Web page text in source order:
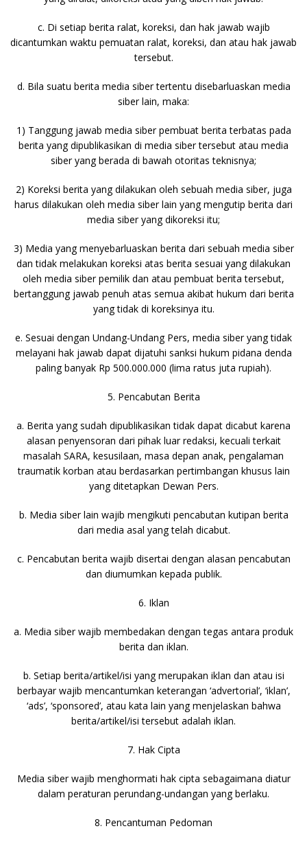
c. Di setiap berita ralat, koreksi, dan hak jawab wajib
dicantumkan waktu pemuatan ralat, koreksi, dan atau hak jawab
tersebut.
d. Bila suatu berita media siber tertentu disebarluaskan media
siber lain, maka:
1) Tanggung jawab media siber pembuat berita terbatas pada
berita yang dipublikasikan di media siber tersebut atau media
siber yang berada di bawah otoritas teknisnya;
2) Koreksi berita yang dilakukan oleh sebuah media siber, juga
harus dilakukan oleh media siber lain yang mengutip berita dari
media siber yang dikoreksi itu;
3) Media yang menyebarluaskan berita dari sebuah media siber
dan tidak melakukan koreksi atas berita sesuai yang dilakukan
oleh media siber pemilik dan atau pembuat berita tersebut,
bertanggung jawab penuh atas semua akibat hukum dari berita
yang tidak di koreksinya itu.
e. Sesuai dengan Undang-Undang Pers, media siber yang tidak
melayani hak jawab dapat dijatuhi sanksi hukum pidana denda
paling banyak Rp 500.000.000 (lima ratus juta rupiah).
5. Pencabutan Berita
a. Berita yang sudah dipublikasikan tidak dapat dicabut karena
alasan penyensoran dari pihak luar redaksi, kecuali terkait
masalah SARA, kesusilaan, masa depan anak, pengalaman
traumatik korban atau berdasarkan pertimbangan khusus lain
yang ditetapkan Dewan Pers.
b. Media siber lain wajib mengikuti pencabutan kutipan berita
dari media asal yang telah dicabut.
c. Pencabutan berita wajib disertai dengan alasan pencabutan
dan diumumkan kepada publik.
6. Iklan
a. Media siber wajib membedakan dengan tegas antara produk
berita dan iklan.
b. Setiap berita/artikel/isi yang merupakan iklan dan atau isi
berbayar wajib mencantumkan keterangan ‘advertorial’, ‘iklan’,
‘ads’, ‘sponsored’, atau kata lain yang menjelaskan bahwa
berita/artikel/isi tersebut adalah iklan.
7. Hak Cipta
Media siber wajib menghormati hak cipta sebagaimana diatur
dalam peraturan perundang-undangan yang berlaku.
8. Pencantuman Pedoman